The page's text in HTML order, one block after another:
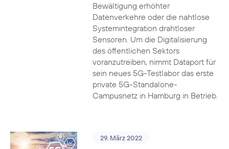
Bewältigung erhöhter
Datenverkehre oder die nahtlose
Systemintegration drahtloser
Sensoren. Um die Digitalisierung
des öffentlichen Sektors
voranzutreiben, nimmt Dataport für
sein neues 5G-Testlabor das erste
private 5G-Standalone-
Campusnetz in Hamburg in Betrieb.
29. März 2022